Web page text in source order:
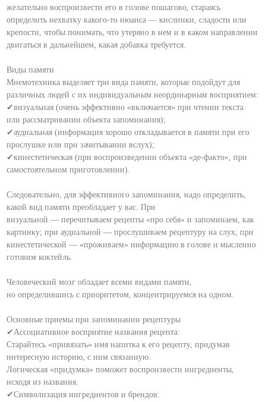
желательно воспроизвести его в голове пошагово, стараясь
определить нехватку какого-то нюанса — кислинки, сладости или
крепости, чтобы понимать, что утеряно в нем и в каком направлении
двигаться в дальнейшем, какая добавка требуется.
Виды памяти
Мнемотехника выделяет три вида памяти, которые подойдут для
различных людей с их индивидуальным неординарным восприятием:
✔визуальная (очень эффективно «включается» при чтении текста
или рассматривании объекта запоминания);
✔аудиальная (информация хорошо откладывается в памяти при его
прослушке или при зачитывании вслух);
✔кинестетическая (при воспроизведении объекта «де-факто», при
самостоятельном приготовлении).
Следовательно, для эффективного запоминания, надо определить,
какой вид памяти преобладает у вас. При
визуальной — перечитываем рецепты «про себя» и запоминаем, как
картинку; при аудиальной — прослушиваем рецептуру на слух; при
кинестетической — «проживаем» информацию в голове и мысленно
готовим коктейль.
Человеческий мозг обладает всеми видами памяти,
но определившись с приоритетом, концентрируемся на одном.
Основные приемы при запоминании рецептуры
✔Ассоциативное восприятие названия рецепта:
Старайтесь «привязать» имя напитка к его рецепту, придумав
интересную историю, с ним связанную.
Логическая «придумка» поможет воспроизвести ингредиенты,
исходя из названия.
✔Символизация ингредиентов и брендов: